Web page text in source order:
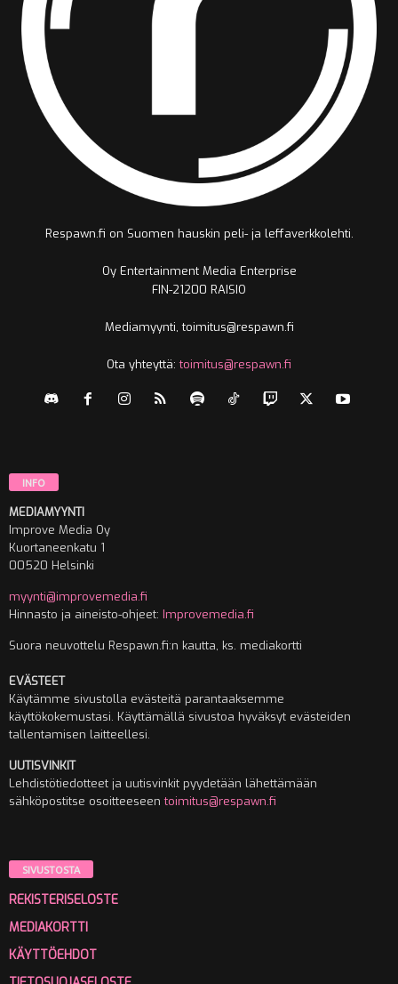
Respawn.fi on Suomen hauskin peli- ja leffaverkkolehti.
Oy Entertainment Media Enterprise
FIN-21200 RAISIO
Mediamyynti, toimitus@respawn.fi
Ota yhteyttä:toimitus@respawn.fi
INFO
MEDIAMYYNTI
Improve Media Oy
Kuortaneenkatu 1
00520 Helsinki
myynti@improvemedia.fi
Hinnasto ja aineisto-ohjeet: Improvemedia.fi
Suora neuvottelu Respawn.fi:n kautta, ks. mediakortti
EVÄSTEET
Käytämme sivustolla evästeitä parantaaksemme
käyttökokemustasi. Käyttämällä sivustoa hyväksyt evästeiden
tallentamisen laitteellesi.
UUTISVINKIT
Lehdistötiedotteet ja uutisvinkit pyydetään lähettämään
sähköpostitse osoitteeseentoimitus@respawn.fi
SIVUSTOSTA
REKISTERISELOSTE
MEDIAKORTTI
KÄYTTÖEHDOT